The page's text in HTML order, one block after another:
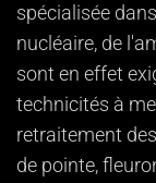
spécialisée
nucléaire, de
sont en effet
technicités à
retraitement
de pointe,